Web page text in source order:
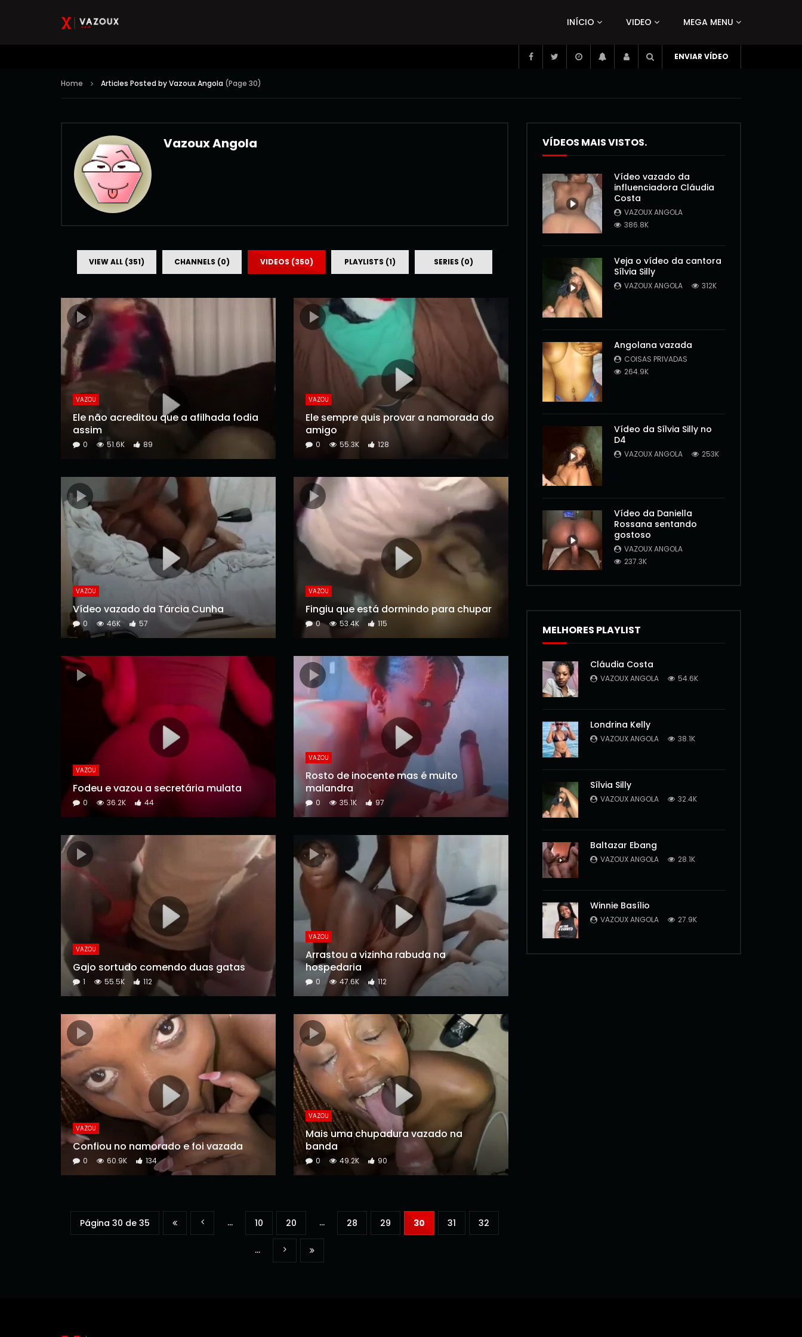
INÍCIO VIDEO MEGA MENU
ENVIAR VÍDEO
Home Articles Posted by Vazoux Angola (Page 30)
Vazoux Angola
VIEW ALL (351) CHANNELS (0) VIDEOS (350) PLAYLISTS (1) SERIES (0)
VAZOU
Ele não acreditou que a afilhada fodia
assim
0 51.6K 89
VAZOU
Ele sempre quis provar a namorada do
amigo
0 55.3K 128
VAZOU
Vídeo vazado da Tárcia Cunha
0 46K 57
VAZOU
Fingiu que está dormindo para chupar
0 53.4K 115
VAZOU
Fodeu e vazou a secretária mulata
0 36.2K 44
VAZOU
Rosto de inocente mas é muito
malandra
0 35.1K 97
VAZOU
Gajo sortudo comendo duas gatas
1 55.5K 112
VAZOU
Arrastou a vizinha rabuda na
hospedaria
0 47.6K 112
VAZOU
Confiou no namorado e foi vazada
0 60.9K 134
VAZOU
Mais uma chupadura vazado na
banda
0 49.2K 90
Página 30 de 35 ... 10 20 ... 28 29 30 31 32
...
VÍDEOS MAIS VISTOS.
Vídeo vazado da
influenciadora Cláudia
Costa
VAZOUX ANGOLA
386.8K
Veja o vídeo da cantora
Sílvia Silly
VAZOUX ANGOLA 312K
Angolana vazada
COISAS PRIVADAS
264.9K
Vídeo da Sílvia Silly no
D4
VAZOUX ANGOLA 253K
Vídeo da Daniella
Rossana sentando
gostoso
VAZOUX ANGOLA
237.3K
MELHORES PLAYLIST
Cláudia Costa
VAZOUX ANGOLA 54.6K
Londrina Kelly
VAZOUX ANGOLA 38.1K
Sílvia Silly
VAZOUX ANGOLA 32.4K
Baltazar Ebang
VAZOUX ANGOLA 28.1K
Winnie Basílio
VAZOUX ANGOLA 27.9K